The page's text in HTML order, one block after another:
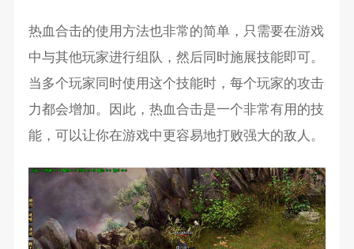
热血合击的使用方法也非常的简单，只需要在游戏
中与其他玩家进行组队，然后同时施展技能即可。
当多个玩家同时使用这个技能时，每个玩家的攻击
力都会增加。因此，热血合击是一个非常有用的技
能，可以让你在游戏中更容易地打败强大的敌人。